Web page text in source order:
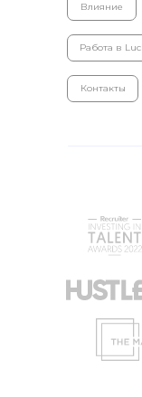
Влияние
Контакты
Работа в